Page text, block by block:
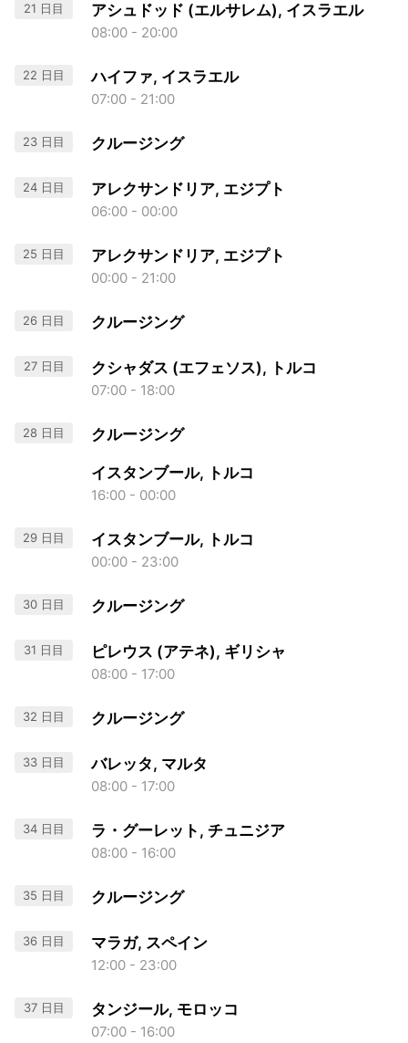
21 日目 アシュドッド (エルサレム), イスラエル
08:00 - 20:00
22 日目 ハイファ, イスラエル
07:00 - 21:00
23 日目 クルージング
24 日目 アレクサンドリア, エジプト
06:00 - 00:00
25 日目 アレクサンドリア, エジプト
00:00 - 21:00
26 日目 クルージング
27 日目 クシャダス (エフェソス), トルコ
07:00 - 18:00
28 日目 クルージング
イスタンブール, トルコ
16:00 - 00:00
29 日目 イスタンブール, トルコ
00:00 - 23:00
30 日目 クルージング
31 日目 ピレウス (アテネ), ギリシャ
08:00 - 17:00
32 日目 クルージング
33 日目 バレッタ, マルタ
08:00 - 17:00
34 日目 ラ・グーレット, チュニジア
08:00 - 16:00
35 日目 クルージング
36 日目 マラガ, スペイン
12:00 - 23:00
37 日目 タンジール, モロッコ
07:00 - 16:00